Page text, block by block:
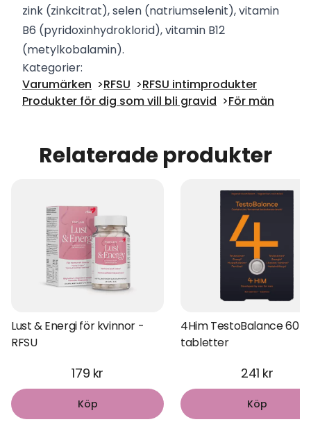
zink (zinkcitrat), selen (natriumselenit), vitamin
B6 (pyridoxinhydroklorid), vitamin B12
(metylkobalamin).
Kategorier:
Varumärken
RFSU
RFSU intimprodukter
Produkter för dig som vill bli gravid
För män
Relaterade produkter
Lust & Energi för kvinnor -
RFSU
179 kr
Köp
4Him TestoBalance 60
tabletter
241 kr
Köp